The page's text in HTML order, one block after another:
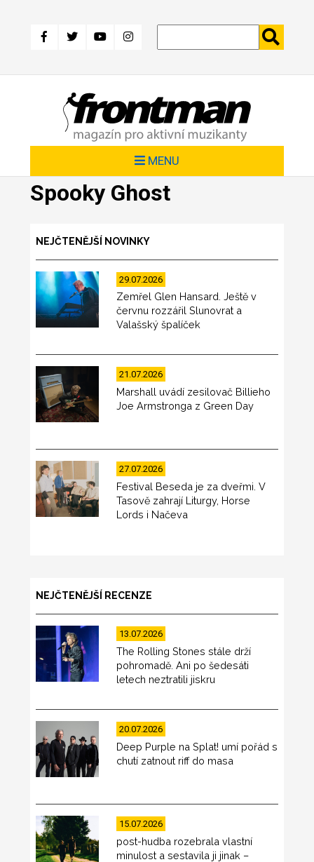
hlavnímu
MENU
Spooky Ghost
NEJČTENĚJŠÍ NOVINKY
29.07.2026
Zemřel Glen Hansard. Ještě v
červnu rozzářil Slunovrat a
Valašský špalíček
21.07.2026
Marshall uvádí zesilovač Billieho
Joe Armstronga z Green Day
27.07.2026
Festival Beseda je za dveřmi. V
Tasově zahrají Liturgy, Horse
Lords i Načeva
NEJČTENĚJŠÍ RECENZE
13.07.2026
The Rolling Stones stále drží
pohromadě. Ani po šedesáti
letech neztratili jiskru
20.07.2026
Deep Purple na Splat! umí pořád s
chutí zatnout riff do masa
15.07.2026
post-hudba rozebrala vlastní
minulost a sestavila ji jinak –